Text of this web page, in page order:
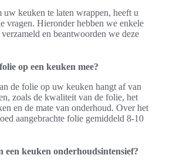
keuken te laten wrappen, heeft u
vragen. Hieronder hebben we enkele
en beantwoorden we deze
op een keuken mee?
de folie op uw keuken hangt af van
zoals de kwaliteit van de folie, het
en de mate van onderhoud. Over het
aangebrachte folie gemiddeld 8-10
een keuken onderhoudsintensief?